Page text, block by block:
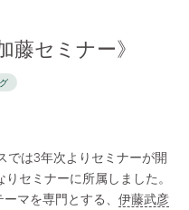
藤セミナー》
では3年次よりセミナーが開
セミナーに所属しました。
マを専門とする、 伊藤武彦